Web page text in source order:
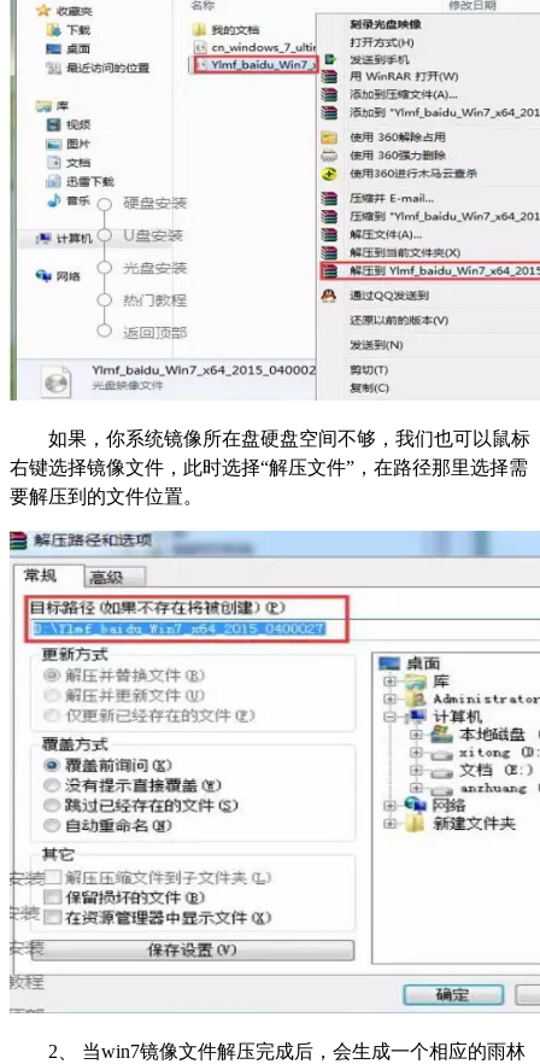
如果，你系统镜像所在盘硬盘空间不够，我们也可以鼠标
右键选择镜像文件，此时选择“解压文件”，在路径那里选择需
要解压到的文件位置。
2、 当win7镜像文件解压完成后，会生成一个相应的雨林